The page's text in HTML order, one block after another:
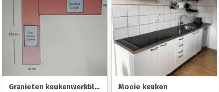
Granieten keukenwerkblad Mooie keuken